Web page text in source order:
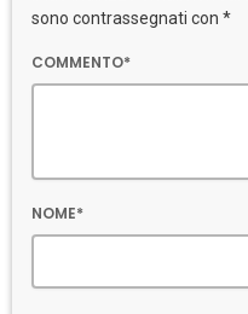
sono contrassegnati con *
COMMENTO*
NOME*